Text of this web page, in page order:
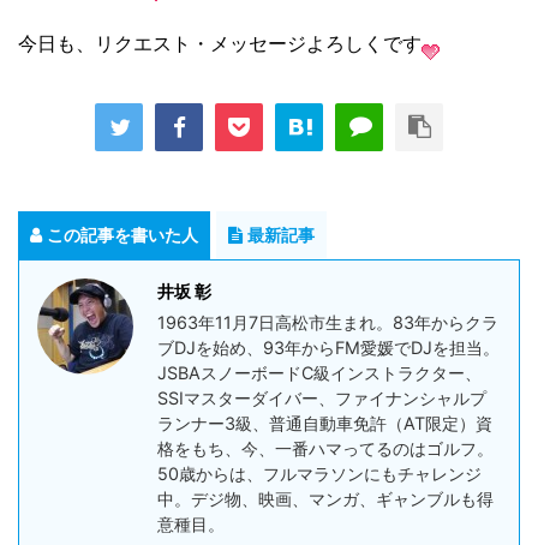
今日も、リクエスト・メッセージよろしくです
この記事を書いた人 最新記事
井坂 彰
1963年11月7日高松市生まれ。83年からクラ
ブDJを始め、93年からFM愛媛でDJを担当。
JSBAスノーボードC級インストラクター、
SSIマスターダイバー、ファイナンシャルプ
ランナー3級、普通自動車免許（AT限定）資
格をもち、今、一番ハマってるのはゴルフ。
50歳からは、フルマラソンにもチャレンジ
中。デジ物、映画、マンガ、ギャンブルも得
意種目。